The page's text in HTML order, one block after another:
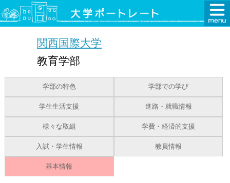
関西国際大学
教育学部
学部の特色 学部での学び
学生生活支援 進路・就職情報
様々な取組 学費・経済的支援
入試・学生情報 教員情報
基本情報